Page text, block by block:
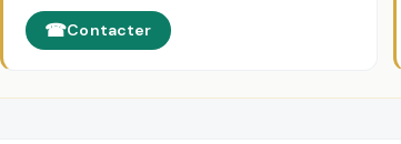
Contacter